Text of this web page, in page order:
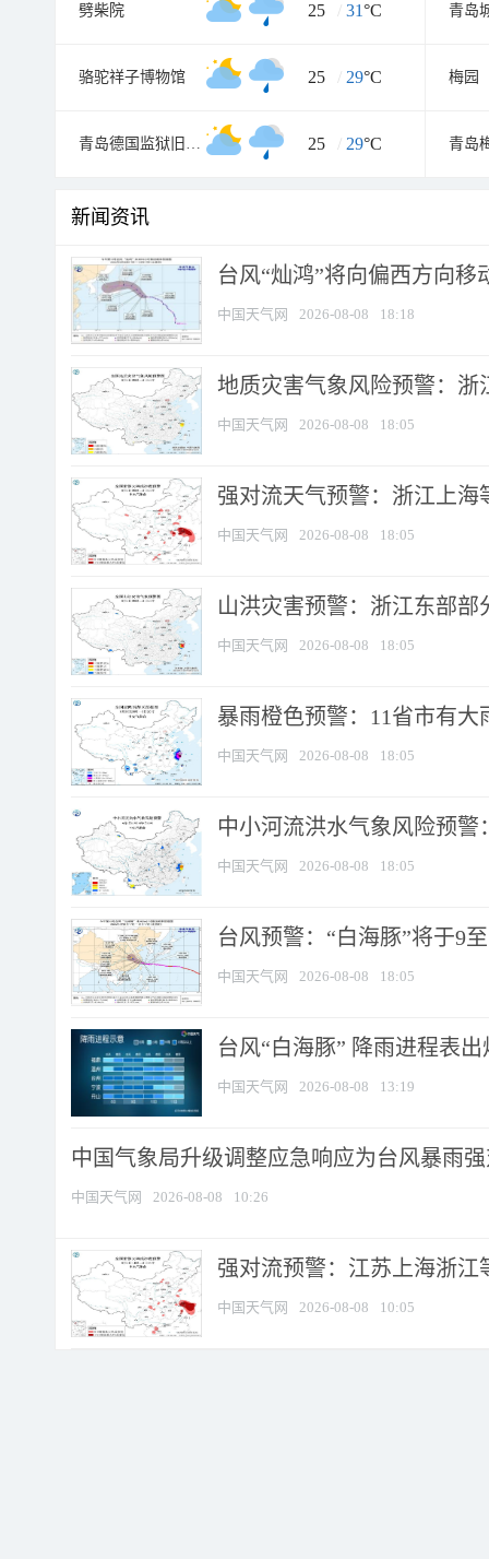
劈柴院 25 / 31°C 青岛
骆驼祥子博物馆 25 / 29°C 梅园
青岛德国监狱旧址博物馆 25 / 29°C 青岛
新闻资讯
台风“灿鸿”将向偏西方向移
中国天气网 2026-08-08 18:18
地质灾害气象风险预警：
中国天气网 2026-08-08 18:05
强对流天气预警：浙江上海
中国天气网 2026-08-08 18:05
山洪灾害预警：浙江东部
中国天气网 2026-08-08 18:05
暴雨橙色预警：11省市有
中国天气网 2026-08-08 18:05
中小河流洪水气象风险预
中国天气网 2026-08-08 18:05
台风预警：“白海豚”将于9
中国天气网 2026-08-08 18:05
台风“白海豚” 降雨进程表
中国天气网 2026-08-08 13:19
中国气象局升级调整应急响应为台风暴雨
中国天气网 2026-08-08 10:26
强对流预警：江苏上海浙江
中国天气网 2026-08-08 10:05